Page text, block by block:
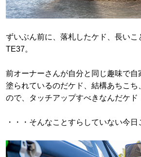
ずいぶん前に、落札したケド、長いこ
TE37。
前オーナーさんが自分と同じ趣味で自
塗られているのだケド、結構あちこち
ので、タッチアップすべきなんだケド
・・・そんなことすらしていない今日